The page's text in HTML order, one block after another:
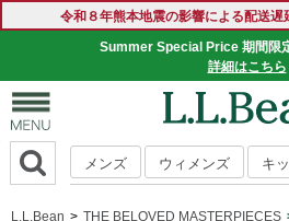
令和８年熊本地震の影響による配送遅
Summer Special Price 期間限
詳細はこちら
メンズ ウィメンズ キ
L.L.Bean THE BELOVED MASTERPIECES